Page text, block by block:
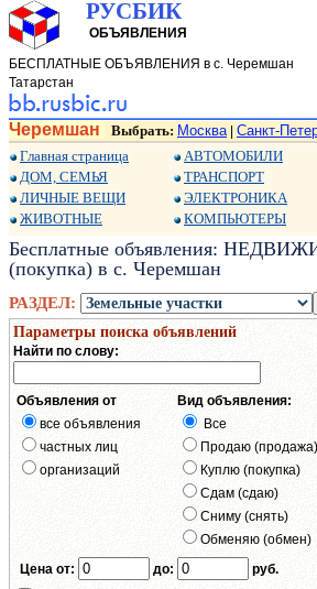
РУСБИК
ОБЪЯВЛЕНИЯ
БЕСПЛАТНЫЕ ОБЪЯВЛЕНИЯ в с. Черемшан
Татарстан
Черемшан Выбрать: Москва| Санкт-
Главная страница
ДОМ, СЕМЬЯ
ЛИЧНЫЕ ВЕЩИ
ЖИВОТНЫЕ
АВТОМОБИЛИ
ТРАНСПОРТ
ЭЛЕКТРОНИКА
КОМПЬЮТЕРЫ
Бесплатные объявления:
(покупка) в с. Черемшан
РАЗДЕЛ:
Параметры поиска объявлений
Найти по слову:
Объявления от
все объявления
частных лиц
организаций
Вид объявления:
Все
Продаю (продажа)
Куплю (покупка)
Сдам (сдаю)
Сниму (снять)
Обменяю (обмен)
Цена от:
до:
руб.